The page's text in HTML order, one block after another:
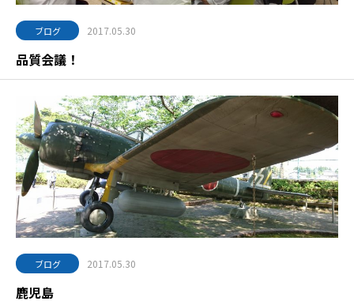
ブログ 2017.05.30
品質会議！
ブログ 2017.05.30
鹿児島